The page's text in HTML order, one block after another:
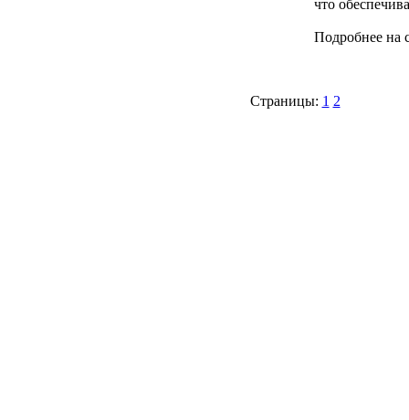
что
Подробнее на
Страницы: 1 2